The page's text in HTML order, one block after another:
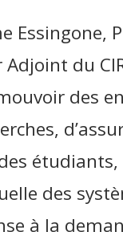
Essingone,
du
des
étudiants,
des
à la